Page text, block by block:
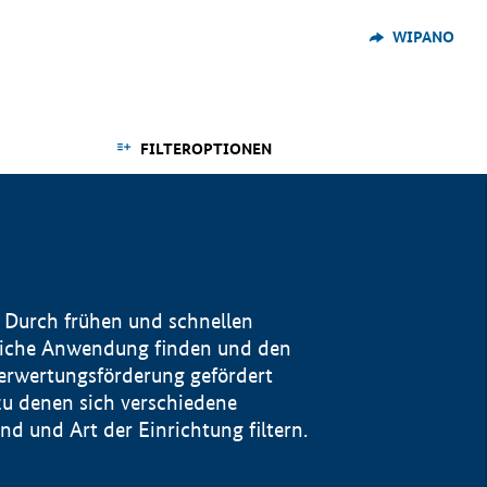
WIPANO
FILTEROPTIONEN
frühen und schnellen
Anwendung finden und den
gefördert
denen sich verschiedene
und Art der Einrichtung filtern.